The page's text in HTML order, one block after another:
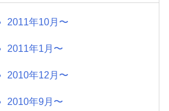
2011年10月〜
2011年1月〜
2010年12月〜
2010年9月〜